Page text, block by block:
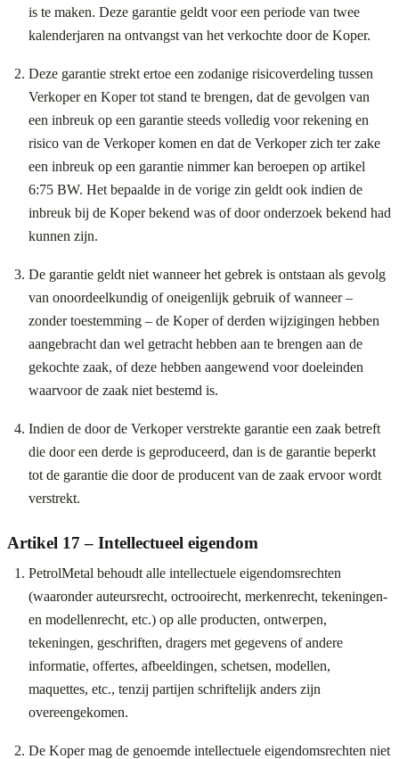
is te maken. Deze garantie geldt voor een periode van twee
kalenderjaren na ontvangst van het verkochte door de Koper.
Deze garantie strekt ertoe een zodanige risicoverdeling tussen
Verkoper en Koper tot stand te brengen, dat de gevolgen van
een inbreuk op een garantie steeds volledig voor rekening en
risico van de Verkoper komen en dat de Verkoper zich ter zake
een inbreuk op een garantie nimmer kan beroepen op artikel
6:75 BW. Het bepaalde in de vorige zin geldt ook indien de
inbreuk bij de Koper bekend was of door onderzoek bekend had
kunnen zijn.
De garantie geldt niet wanneer het gebrek is ontstaan als gevolg
van onoordeelkundig of oneigenlijk gebruik of wanneer –
zonder toestemming – de Koper of derden wijzigingen hebben
aangebracht dan wel getracht hebben aan te brengen aan de
gekochte zaak, of deze hebben aangewend voor doeleinden
waarvoor de zaak niet bestemd is.
Indien de door de Verkoper verstrekte garantie een zaak betreft
die door een derde is geproduceerd, dan is de garantie beperkt
tot de garantie die door de producent van de zaak ervoor wordt
verstrekt.
Artikel 17 – Intellectueel eigendom
PetrolMetal behoudt alle intellectuele eigendomsrechten
(waaronder auteursrecht, octrooirecht, merkenrecht, tekeningen-
en modellenrecht, etc.) op alle producten, ontwerpen,
tekeningen, geschriften, dragers met gegevens of andere
informatie, offertes, afbeeldingen, schetsen, modellen,
maquettes, etc., tenzij partijen schriftelijk anders zijn
overeengekomen.
De Koper mag de genoemde intellectuele eigendomsrechten niet